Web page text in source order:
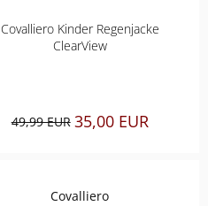
Covalliero Kinder Regenjacke
ClearView
49,99 EUR 35,00 EUR
Covalliero